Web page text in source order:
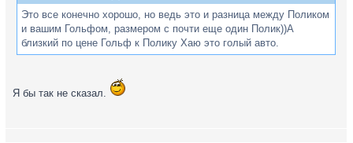
Это все конечно хорошо, но ведь это и разница между Поликом
и вашим Гольфом, размером с почти еще один Полик))А
близкий по цене Гольф к Полику Хаю это голый авто.
Я бы так не сказал.